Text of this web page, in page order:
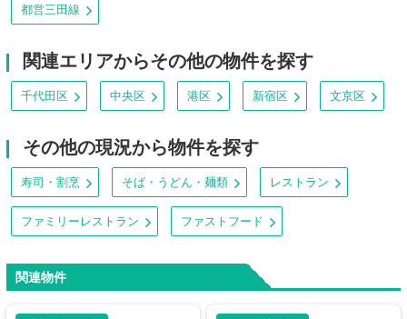
都営三田線
関連エリアからその他の物件を探す
千代田区 中央区 港区 新宿区 文京区
その他の現況から物件を探す
寿司・割烹 そば・うどん・麺類 レストラン
ファミリーレストラン ファストフード
関連物件